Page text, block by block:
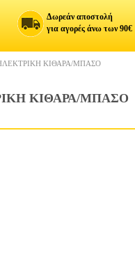
Δωρεάν αποστολή
για αγορές άνω των 90€
ΗΛΕΚΤΡΙΚΗ ΚΙΘΑΡΑ/ΜΠΑΣΟ
ΚΙΘΑΡΑ/ΜΠΑΣΟ